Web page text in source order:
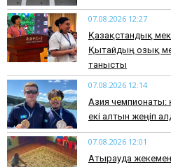
07.08.2026 12:27
Қазақстандық
Қытайдың озық
танысты
07.08.2026 12:14
Азия
екі алтын жеңіп
07.08.2026 12:01
Атырауда